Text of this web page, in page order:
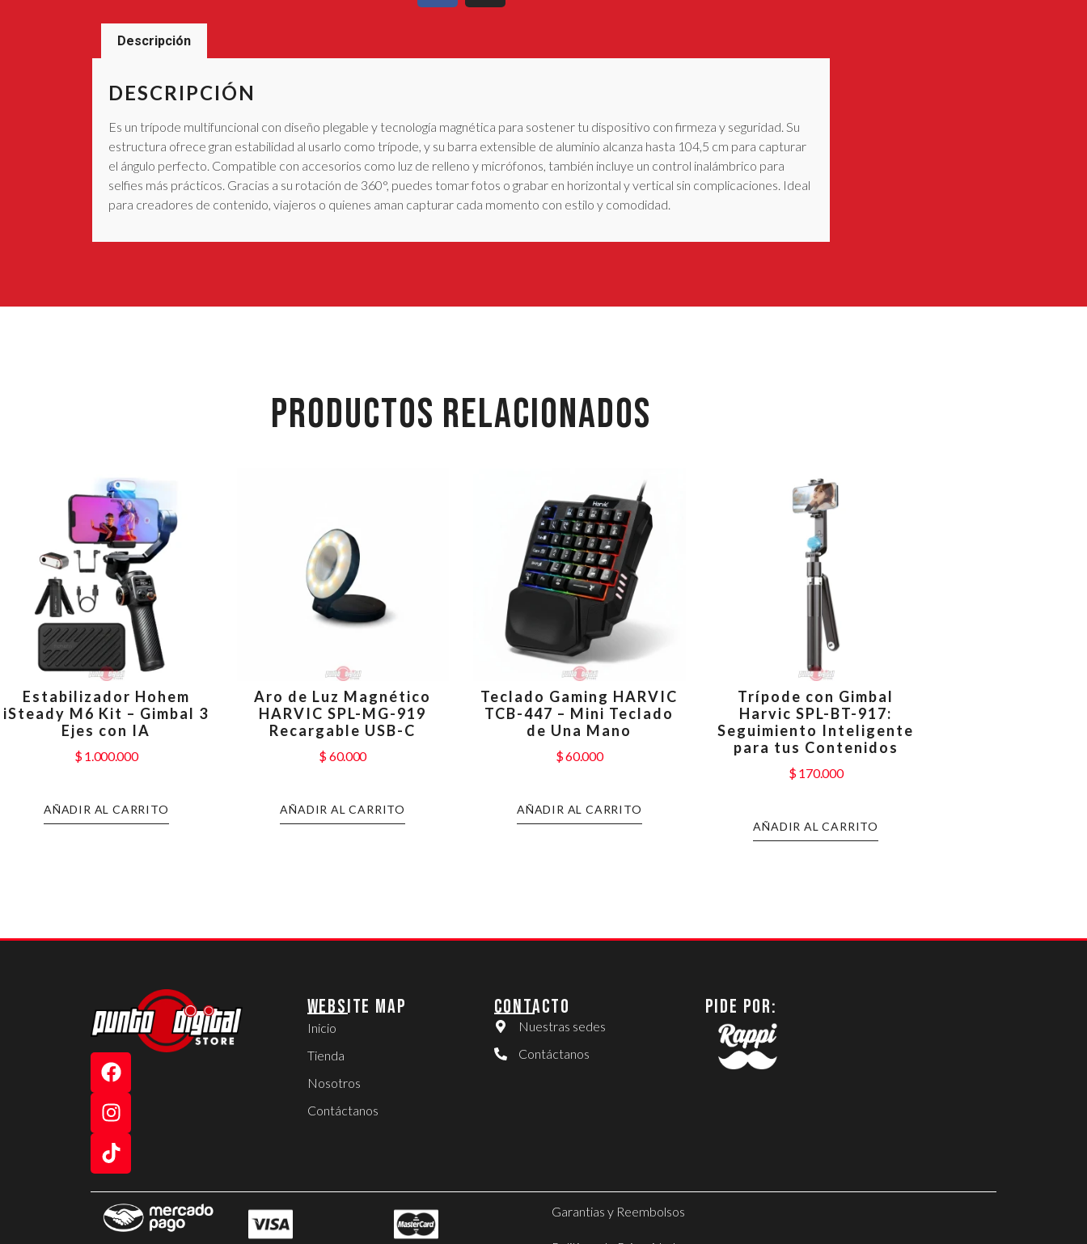
Descripción
DESCRIPCIÓN
Es un trípode multifuncional con diseño plegable y tecnología magnética para sostener tu dispositivo con firmeza y seguridad. Su
estructura ofrece gran estabilidad al usarlo como trípode, y su barra extensible de aluminio alcanza hasta 104,5 cm para capturar
el ángulo perfecto. Compatible con accesorios como luz de relleno y micrófonos, también incluye un control inalámbrico para
selfies más prácticos. Gracias a su rotación de 360°, puedes tomar fotos o grabar en horizontal y vertical sin complicaciones. Ideal
para creadores de contenido, viajeros o quienes aman capturar cada momento con estilo y comodidad.
PRODUCTOS RELACIONADOS
Estabilizador Hohem
iSteady M6 Kit – Gimbal 3
Ejes con IA
$1.000.000
AÑADIR AL CARRITO
Aro de Luz Magnético
HARVIC SPL-MG-919
Recargable USB-C
$60.000
AÑADIR AL CARRITO
Teclado Gaming HARVIC
TCB-447 – Mini Teclado
de Una Mano
$60.000
AÑADIR AL CARRITO
Trípode con Gimbal
Harvic SPL-BT-917:
Seguimiento Inteligente
para tus Contenidos
$170.000
AÑADIR AL CARRITO
WEBSITE MAP
Inicio
Tienda
Nosotros
Contáctanos
CONTACTO
Nuestras sedes
Contáctanos
PIDE POR:
Garantias y Reembolsos